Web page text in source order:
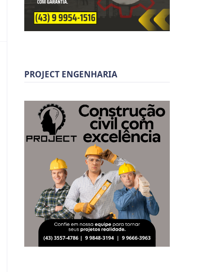
PROJECT ENGENHARIA